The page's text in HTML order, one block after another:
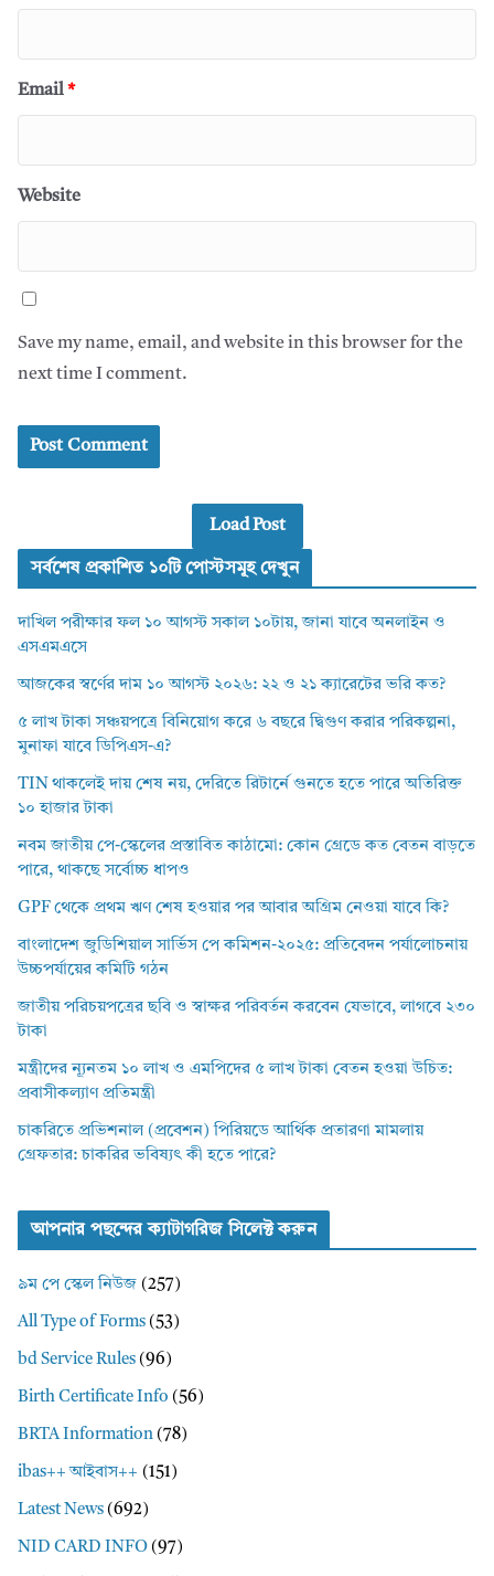
Email*
Website
Save my name, email, and website in this browser for the
next time I comment.
Load Post
সর্বশেষ প্রকাশিত ১০টি পোস্টসমূহ দেখুন
দাখিল পরীক্ষার ফল ১০ আগস্ট সকাল ১০টায়, জানা যাবে অনলাইন ও
এসএমএসে
আজকের স্বর্ণের দাম ১০ আগস্ট ২০২৬: ২২ ও ২১ ক্যারেটের ভরি কত?
৫ লাখ টাকা সঞ্চয়পত্রে বিনিয়োগ করে ৬ বছরে দ্বিগুণ করার পরিকল্পনা,
মুনাফা যাবে ডিপিএস-এ?
TIN থাকলেই দায় শেষ নয়, দেরিতে রিটার্নে গুনতে হতে পারে অতিরিক্ত
১০ হাজার টাকা
নবম জাতীয় পে-স্কেলের প্রস্তাবিত কাঠামো: কোন গ্রেডে কত বেতন বাড়তে
পারে, থাকছে সর্বোচ্চ ধাপও
GPF থেকে প্রথম ঋণ শেষ হওয়ার পর আবার অগ্রিম নেওয়া যাবে কি?
বাংলাদেশ জুডিশিয়াল সার্ভিস পে কমিশন-২০২৫: প্রতিবেদন পর্যালোচনায়
উচ্চপর্যায়ের কমিটি গঠন
জাতীয় পরিচয়পত্রের ছবি ও স্বাক্ষর পরিবর্তন করবেন যেভাবে, লাগবে ২৩০
টাকা
মন্ত্রীদের ন্যূনতম ১০ লাখ ও এমপিদের ৫ লাখ টাকা বেতন হওয়া উচিত:
প্রবাসীকল্যাণ প্রতিমন্ত্রী
চাকরিতে প্রভিশনাল (প্রবেশন) পিরিয়ডে আর্থিক প্রতারণা মামলায়
গ্রেফতার: চাকরির ভবিষ্যৎ কী হতে পারে?
আপনার পছন্দের ক্যাটাগরিজ সিলেক্ট করুন
৯ম পে স্কেল নিউজ (257)
All Type of Forms (53)
bd Service Rules (96)
Birth Certificate Info (56)
BRTA Information (78)
ibas++ আইবাস++ (151)
Latest News (692)
NID CARD INFO (97)